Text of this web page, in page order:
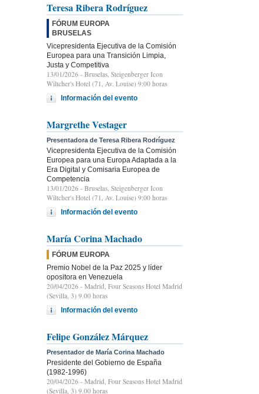
Teresa Ribera Rodríguez
FÓRUM EUROPA
BRUSELAS
Vicepresidenta Ejecutiva de la Comisión
Europea para una Transición Limpia,
Justa y Competitiva
13/01/2026 - Bruselas, Steigenberger Icon
Wiltcher's Hotel (71, Av. Louise) 9:00 horas
Información del evento
Margrethe Vestager
Presentadora de Teresa Ribera Rodríguez
Vicepresidenta Ejecutiva de la Comisión
Europea para una Europa Adaptada a la
Era Digital y Comisaria Europea de
Competencia
13/01/2026 - Bruselas, Steigenberger Icon
Wiltcher's Hotel (71, Av. Louise) 9:00 horas
Información del evento
María Corina Machado
FÓRUM EUROPA
Premio Nobel de la Paz 2025 y líder
opositora en Venezuela
20/04/2026 - Madrid, Four Seasons Hotel Madrid
(Sevilla, 3) 9.00 horas
Información del evento
Felipe González Márquez
Presentador de María Corina Machado
Presidente del Gobierno de España
(1982-1996)
20/04/2026 - Madrid, Four Seasons Hotel Madrid
(Sevilla, 3) 9.00 horas